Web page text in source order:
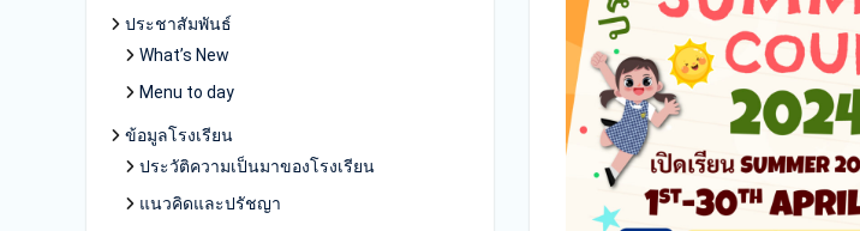
ประชาสัมพันธ์
What’s New
Menu to day
ข้อมูลโรงเรียน
ประวัติความเป็นมาของโรงเรียน
แนวคิดและปรัชญา